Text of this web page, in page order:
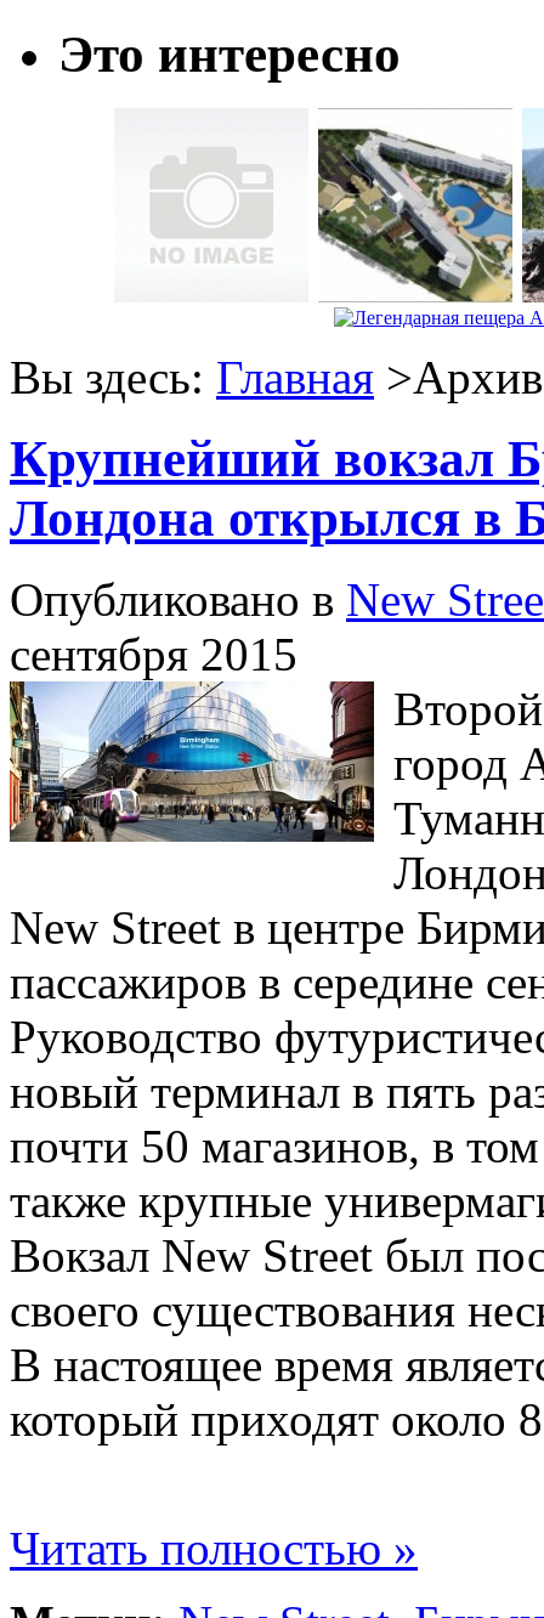
Это интересно
Вы здесь: Главная >Архив
Крупнейший вокзал
Лондона открылся в
Опубликовано в New
сентября 2015
город
New Street в центре
пассажиров в середине
Руководство
новый терминал в пять
почти 50 магазинов, в
также крупные
Вокзал New Street был
своего существования
В настоящее время
который приходят около
Читать полностью »